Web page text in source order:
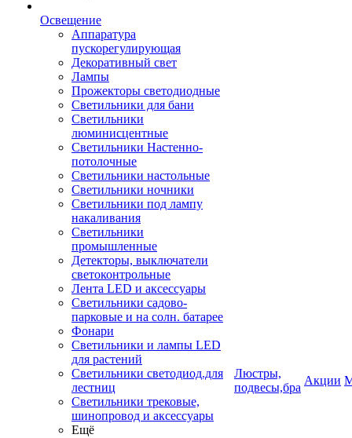
Освещение
Аппаратура
пускорегулирующая
Декоративный свет
Лампы
Прожекторы светодиодные
Светильники для бани
Светильники
люминисцентные
Светильники Настенно-
потолочные
Светильники настольные
Светильники ночники
Светильники под лампу
накаливания
Светильники
промышленные
Детекторы, выключатели
светоконтрольные
Лента LED и аксессуары
Светильники садово-
парковые и на солн. батарее
Фонари
Светильники и лампы LED
для растений
Светильники светодиод.для
лестниц
Светильники трековые,
шинопровод и аксессуары
Ещё
Люстры,
подвесы,бра
Акции